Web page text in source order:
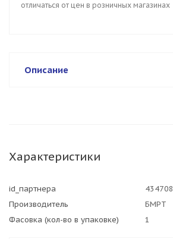
отличаться от цен в розничных магазинах
Описание
Характеристики
id_партнера
434708
Производитель
БМРТ
Фасовка (кол-во в упаковке)
1